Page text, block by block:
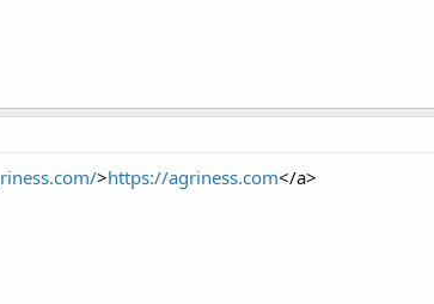
>https://agriness.com</a>